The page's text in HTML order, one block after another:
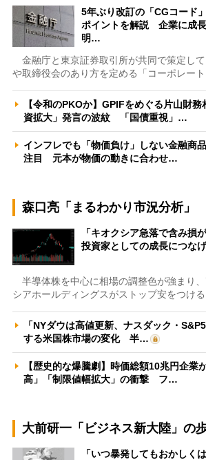
5年ぶり改訂の「CGコード
ポイントを解説 企業に成
明…
金融庁と東京証券取引所が共同で策定し
や取締役会のあり方を定める「コーポレート
【令和のPKOか】GPIFをめぐる片山財
資拡大」発言の波紋 「国債重視」…
インフレでも「物価負け」しない金融商
注目 元本が物価の動きに合わせ…
森口亮「まるわかり市況分析」
「キオクシア急落で含み損
投資家としての成長につ
半導体株を中心に相場の調整色が強まり
シアホールディングスがストップ安をつけ
「NYダウは高値更新、ナスダック・
する米国株市場の変化 半…
【歴史的な爆騰劇】時価総額10兆円企業
高」「制限値幅拡大」の衝撃 フ…
大前研一「ビジネス新大陸」の
「いつ暴発してもおかしく